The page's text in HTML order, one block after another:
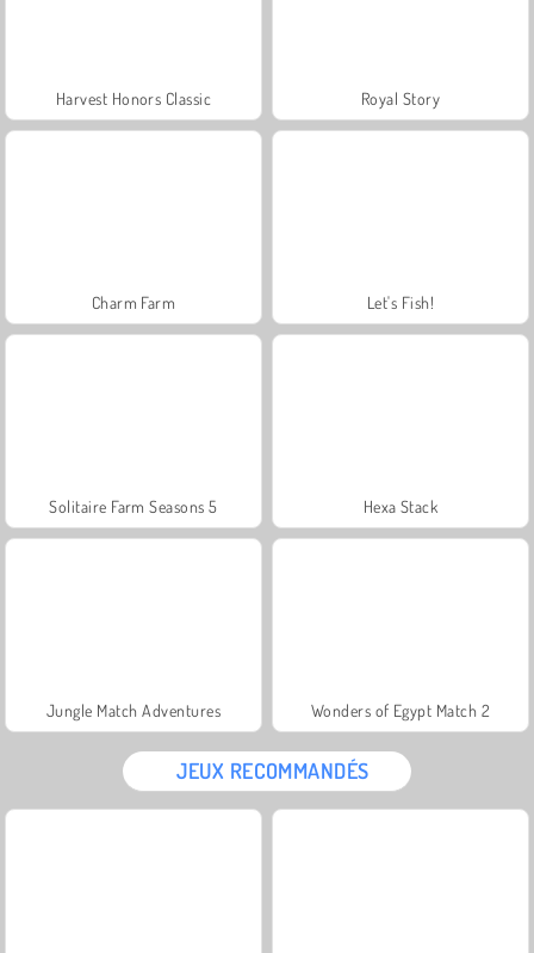
Harvest Honors Classic Royal Story
Charm Farm Let's Fish!
Solitaire Farm Seasons 5 Hexa Stack
Jungle Match Adventures Wonders of Egypt Match 2
JEUX RECOMMANDÉS